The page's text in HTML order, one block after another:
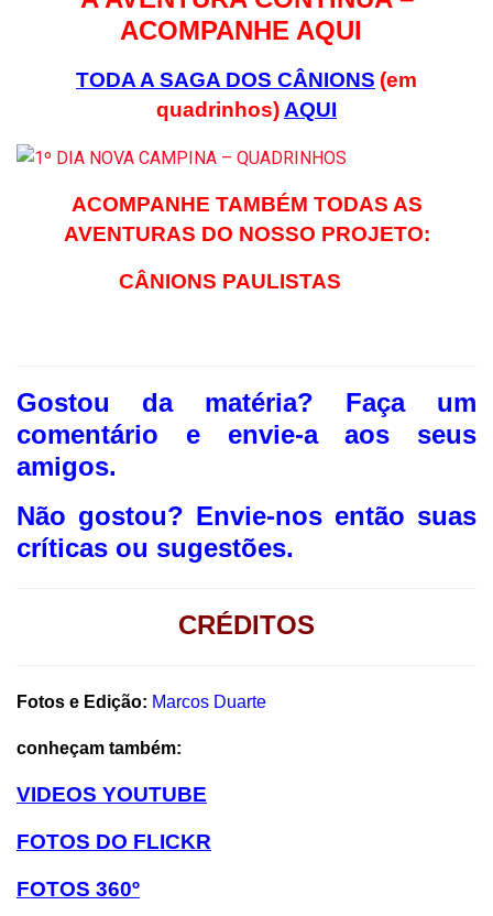
ACOMPANHE AQUI
TODA A SAGA DOS CÂNIONS (em
quadrinhos)AQUI
ACOMPANHE TAMBÉM TODAS AS
AVENTURAS DO NOSSO PROJETO:
CÂNIONS PAULISTAS
Gostou da matéria? Faça um
comentário e envie-a aos seus
amigos.
Não gostou? Envie-nos então suas
críticas ou sugestões.
CRÉDITOS
Fotos e Edição: Marcos Duarte
conheçam também:
VIDEOS YOUTUBE
FOTOS DO FLICKR
FOTOS 360º